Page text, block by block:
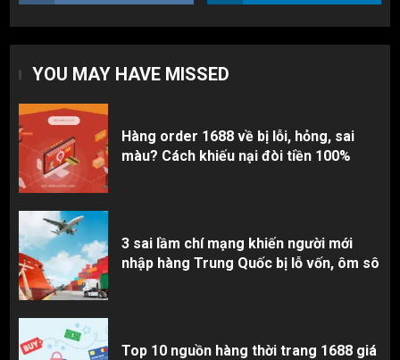
Top 10 nguồn hàng thời trang 1688 giá
rẻ giật mình cho dân buôn mới
YOU MAY HAVE MISSED
Hàng order 1688 về bị lỗi, hỏng, sai
màu? Cách khiếu nại đòi tiền 100%
3 sai lầm chí mạng khiến người mới
nhập hàng Trung Quốc bị lỗ vốn, ôm sô
Top 10 nguồn hàng thời trang 1688 giá